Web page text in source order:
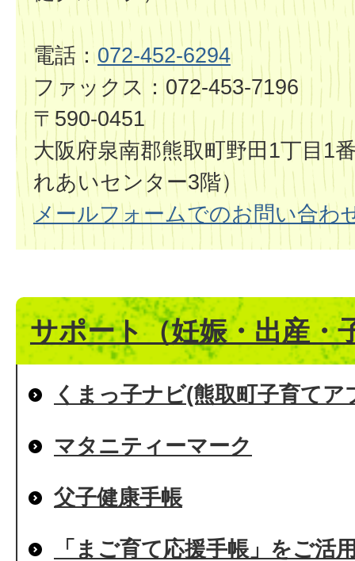
電話：072-452-6294
ファックス：072-453-7196
〒590-0451
大阪府泉南郡熊取町野田1丁目1
れあいセンター3階）
メールフォームでのお問い合わ
サポート（妊娠・出産・
くまっ子ナビ(熊取町子育てア
マタニティーマーク
父子健康手帳
「まご育て応援手帳」をご活